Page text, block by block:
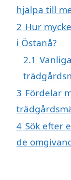
hjälpa till
2 Hur
i Östanå?
2.1
3 Fördelar
4 Sök efter
de